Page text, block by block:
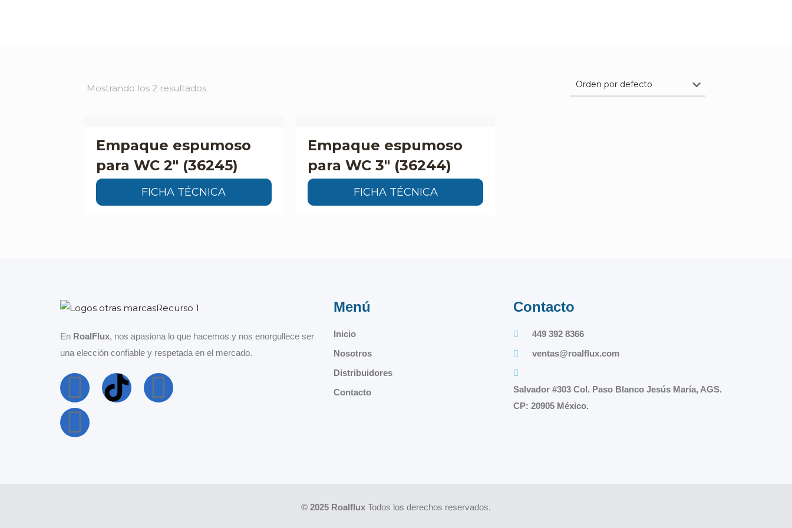
Mostrando los 2 resultados
Empaque espumoso
para WC 2″ (36245)
FICHA TÉCNICA
Empaque espumoso
para WC 3″ (36244)
FICHA TÉCNICA
En RoalFlux, nos apasiona lo que hacemos y nos enorgullece ser
una elección confiable y respetada en el mercado.
Menú
Inicio
Nosotros
Distribuidores
Contacto
Contacto
449 392 8366
ventas@roalflux.com
Salvador #303 Col. Paso Blanco Jesús María, AGS.
CP: 20905 México.
© 2025 Roalflux Todos los derechos reservados.